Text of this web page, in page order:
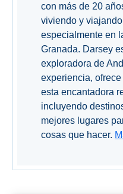
con más de 20
viviendo y
especialmente en
Granada. Darsey
exploradora de
experiencia,
esta encantadora
incluyendo
mejores lugares
cosas que hacer.